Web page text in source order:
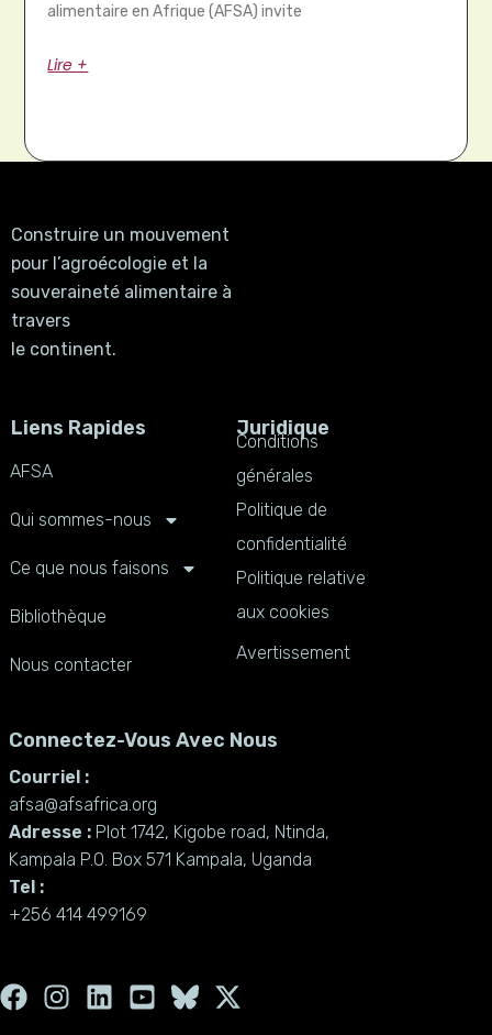
alimentaire en Afrique (AFSA) invite
Lire +
Construire un mouvement
pour l’agroécologie et la
souveraineté alimentaire à
travers
le continent.
Liens Rapides
AFSA
Qui sommes-nous
Ce que nous faisons
Bibliothèque
Nous contacter
Juridique
Conditions
générales
Politique de
confidentialité
Politique relative
aux cookies
Avertissement
Connectez-Vous Avec Nous
Courriel :
afsa@afsafrica.org
Adresse : Plot 1742, Kigobe road, Ntinda,
Kampala P.O. Box 571 Kampala, Uganda
Tel :
+256 414 499169
F
a
I
n
L
i
Y
o
X
-